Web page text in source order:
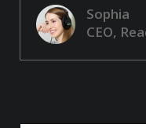
Sophia
CEO,